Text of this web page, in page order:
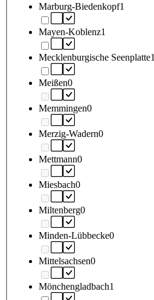
Marburg-Biedenkopf1
Mayen-Koblenz1
Mecklenburgische Seenplatte1
Meißen0
Memmingen0
Merzig-Wadern0
Mettmann0
Miesbach0
Miltenberg0
Minden-Lübbecke0
Mittelsachsen0
Mönchengladbach1